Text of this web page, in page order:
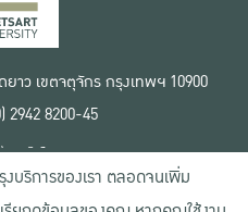
าว เขตจตุจักร กรุงเทพฯ 10900
2942 8200-45
งานเว็บไซต์
ทธิ์ใช้งาน
เป็นส่วนตัว
งบริการของเรา ตลอดจนเพิ่ม